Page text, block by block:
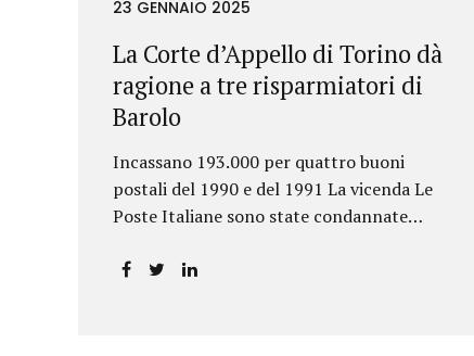
23 GENNAIO 2025
La Corte d’Appello di Torino dà
ragione a tre risparmiatori di
Barolo
Incassano 193.000 per quattro buoni
postali del 1990 e del 1991 La vicenda Le
Poste Italiane sono state condannate
riconoscere, a tre risparmiatori di Barolo,